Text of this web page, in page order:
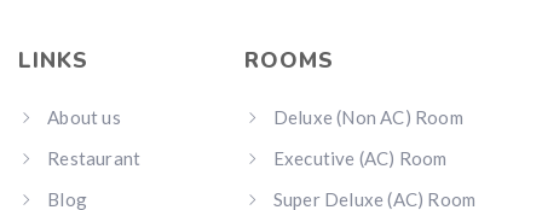
LINKS
About us
Restaurant
Blog
ROOMS
Deluxe (Non AC) Room
Executive (AC) Room
Super Deluxe (AC) Room